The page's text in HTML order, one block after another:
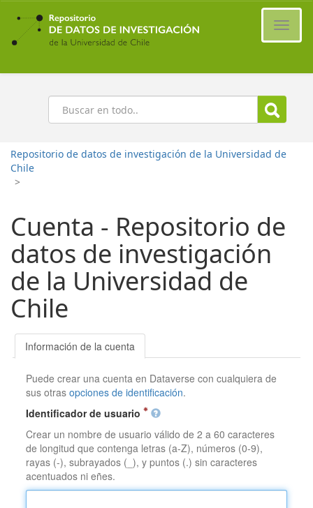
Ir
contenido
principal
Buscar
Repositorio de datos de investigación de la Universidad de
Chile
>
Cuenta - Repositorio de
datos de investigación
de la Universidad de
Chile
Información de la cuenta
Puede crear una cuenta en Dataverse con cualquiera de
sus otrasopciones de identificación.
Identificador de usuario
Crear un nombre de usuario válido de 2 a 60 caracteres
de longitud que contenga letras (a-Z), números (0-9),
rayas (-), subrayados (_), y puntos (.) sin caracteres
acentuados ni eñes.